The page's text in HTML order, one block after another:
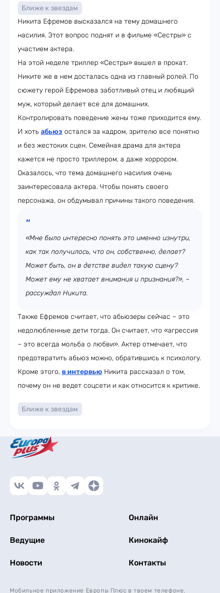
Ближе к звездам
Никита Ефремов высказался на тему домашнего
насилия. Этот вопрос поднят и в фильме «Сестры» с
участием актера.
На этой неделе триллер «Сестры» вышел в прокат.
Никите же в нем досталась одна из главный ролей. По
сюжету герой Ефремова заботливый отец и любящий
муж, который делает все для домашних.
Контролировать поведение жены тоже приходится ему.
И хоть абьюз остался за кадром, зрителю все понятно
и без жестоких сцен. Семейная драма для актера
кажется не просто триллером, а даже хоррором.
Оказалось, что тема домашнего насилия очень
заинтересовала актера. Чтобы понять своего
персонажа, он обдумывал причины такого поведения.
«Мне было интересно понять это именно изнутри,
как так получилось, что он, собственно, делает?
Может быть, он в детстве видел такую сцену?
Может ему не хватает внимания и признания?», –
рассуждал Никита.
Также Ефремов считает, что абьюзеры сейчас – это
недолюбленные дети тогда. Он считает, что «агрессия
– это всегда мольба о любви». Актер отмечает, что
предотвратить абьюз можно, обратившись к психологу.
Кроме этого, в интервью Никита рассказал о том,
почему он не ведет соцсети и как относится к критике.
Ближе к звездам
Программы Онлайн
Ведущие Кинокайф
Новости Контакты
Мобильное приложение Европы Плюс в твоем телефоне.